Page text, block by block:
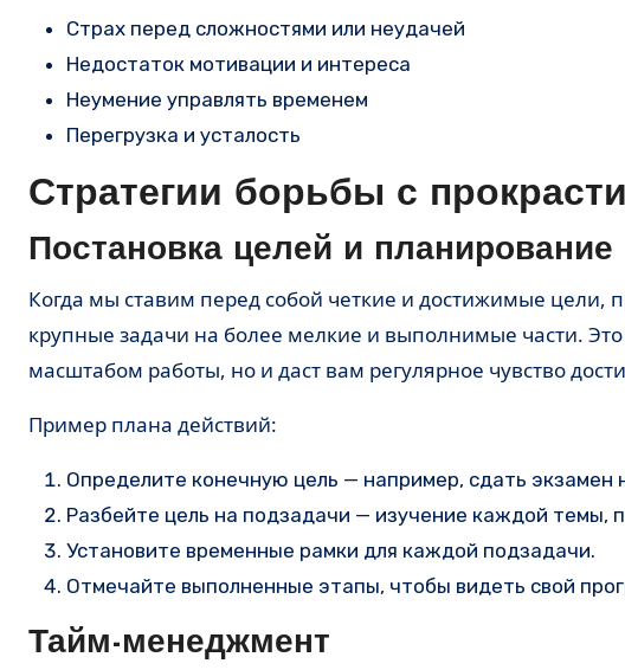
Страх перед сложностями или неудачей
Недостаток мотивации и интереса
Неумение управлять временем
Перегрузка и усталость
Стратегии борьбы с
Постановка целей и планирование
Когда мы ставим перед собой четкие и достижимые цели, прокрастинация начинает отступать. Разделите
крупные задачи на более мелкие и выполнимые части.
масштабом работы, но и даст вам регулярное чувство
Пример плана действий:
Определите конечную цель — например, сдать экзамен
Разбейте цель на подзадачи — изучение каждой темы,
Установите временные рамки для каждой подзадачи.
Отмечайте выполненные этапы, чтобы видеть свой
Тайм-менеджмент